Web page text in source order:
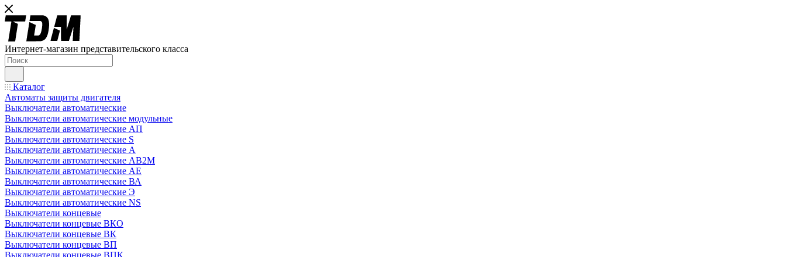
Интернет-магазин представительского класса
Каталог
Автоматы защиты двигателя
Выключатели автоматические
Выключатели автоматические модульные
Выключатели автоматические АП
Выключатели автоматические S
Выключатели автоматические А
Выключатели автоматические АВ2М
Выключатели автоматические АЕ
Выключатели автоматические ВА
Выключатели автоматические Э
Выключатели автоматические NS
Выключатели концевые
Выключатели концевые ВКО
Выключатели концевые ВК
Выключатели концевые ВП